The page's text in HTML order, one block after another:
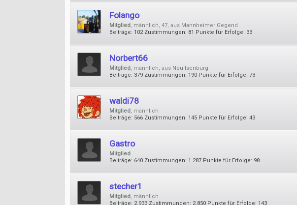
Folango
Mitglied, männlich, 47, aus Mannheimer Gegend
Beiträge: 102 Zustimmungen: 81 Punkte für Erfolge: 33
Norbert66
Mitglied, männlich, aus Neu Isenburg
Beiträge: 379 Zustimmungen: 190 Punkte für Erfolge: 73
waldi78
Mitglied, männlich
Beiträge: 566 Zustimmungen: 145 Punkte für Erfolge: 43
Gastro
Mitglied
Beiträge: 640 Zustimmungen: 1.287 Punkte für Erfolge: 98
stecher1
Mitglied, männlich
Beiträge: 2.933 Zustimmungen: 2.850 Punkte für Erfolge: 143